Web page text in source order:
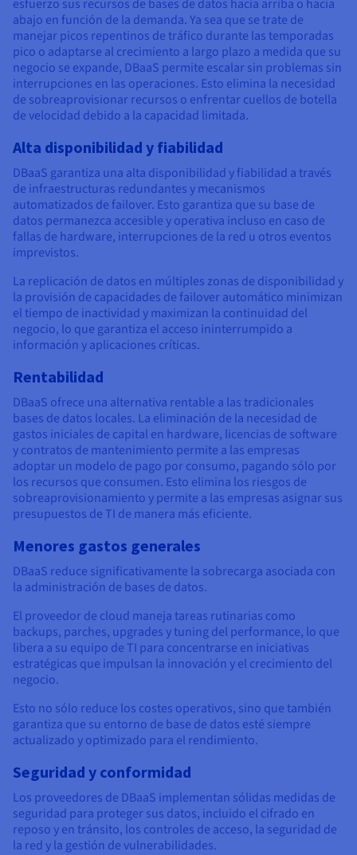
esfuerzo sus recursos de bases de datos hacia arriba o hacia
abajo en función de la demanda. Ya sea que se trate de
manejar picos repentinos de tráfico durante las temporadas
pico o adaptarse al crecimiento a largo plazo a medida que su
negocio se expande, DBaaS permite escalar sin problemas sin
interrupciones en las operaciones. Esto elimina la necesidad
de sobreaprovisionar recursos o enfrentar cuellos de botella
de velocidad debido a la capacidad limitada.
Alta disponibilidad y fiabilidad
DBaaS garantiza una alta disponibilidad y fiabilidad a través
de infraestructuras redundantes y mecanismos
automatizados de failover. Esto garantiza que su base de
datos permanezca accesible y operativa incluso en caso de
fallas de hardware, interrupciones de la red u otros eventos
imprevistos.
La replicación de datos en múltiples zonas de disponibilidad y
la provisión de capacidades de failover automático minimizan
el tiempo de inactividad y maximizan la continuidad del
negocio, lo que garantiza el acceso ininterrumpido a
información y aplicaciones críticas.
Rentabilidad
DBaaS ofrece una alternativa rentable a las tradicionales
bases de datos locales. La eliminación de la necesidad de
gastos iniciales de capital en hardware, licencias de software
y contratos de mantenimiento permite a las empresas
adoptar un modelo de pago por consumo, pagando sólo por
los recursos que consumen. Esto elimina los riesgos de
sobreaprovisionamiento y permite a las empresas asignar sus
presupuestos de TI de manera más eficiente.
Menores gastos generales
DBaaS reduce significativamente la sobrecarga asociada con
la administración de bases de datos.
El proveedor de cloud maneja tareas rutinarias como
backups, parches, upgrades y tuning del performance, lo que
libera a su equipo de TI para concentrarse en iniciativas
estratégicas que impulsan la innovación y el crecimiento del
negocio.
Esto no sólo reduce los costes operativos, sino que también
garantiza que su entorno de base de datos esté siempre
actualizado y optimizado para el rendimiento.
Seguridad y conformidad
Los proveedores de DBaaS implementan sólidas medidas de
seguridad para proteger sus datos, incluido el cifrado en
reposo y en tránsito, los controles de acceso, la seguridad de
la red y la gestión de vulnerabilidades.